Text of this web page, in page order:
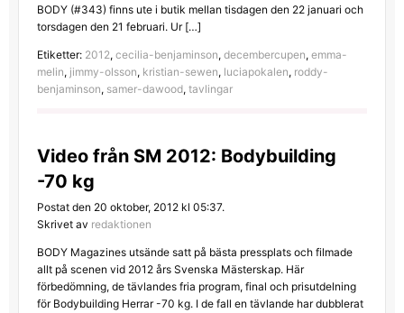
BODY (#343) finns ute i butik mellan tisdagen den 22 januari och
torsdagen den 21 februari. Ur […]
Etiketter: 2012, cecilia-benjaminson, decembercupen, emma-
melin, jimmy-olsson, kristian-sewen, luciapokalen, roddy-
benjaminson, samer-dawood, tavlingar
Video från SM 2012: Bodybuilding
-70 kg
Postat den 20 oktober, 2012 kl 05:37.
Skrivet av redaktionen
BODY Magazines utsände satt på bästa pressplats och filmade
allt på scenen vid 2012 års Svenska Mästerskap. Här
förbedömning, de tävlandes fria program, final och prisutdelning
för Bodybuilding Herrar -70 kg. I de fall en tävlande har dubblerat